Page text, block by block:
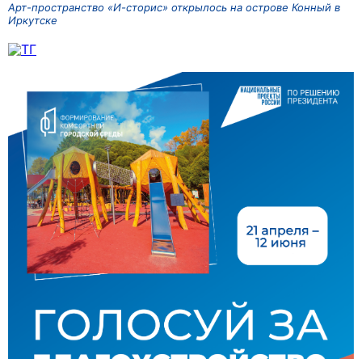
Арт-пространство «И-сторис» открылось на острове Конный в
Иркутске